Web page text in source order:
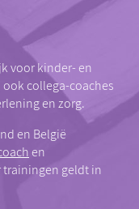
voor kinder- en
collega-coaches
en zorg.
en België
en
geldt in